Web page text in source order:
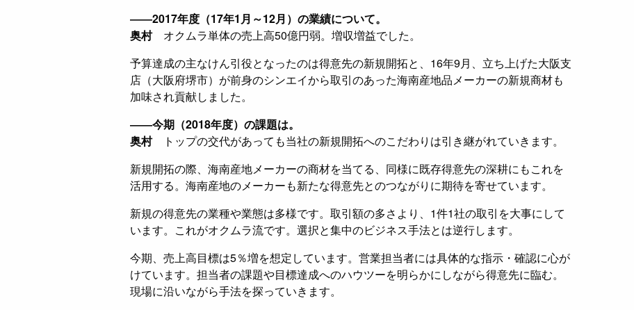
――2017年度（17年1月～12月）の業績について。
奥村オクムラ単体の売上高50億円弱。増収増益でした。
予算達成の主なけん引役となったのは得意先の新規開拓と、16年9月、立ち上げた大阪支
店（大阪府堺市）が前身のシンエイから取引のあった海南産地品メーカーの新規商材も
加味され貢献しました。
――今期（2018年度）の課題は。
奥村トップの交代があっても当社の新規開拓へのこだわりは引き継がれていきます。
新規開拓の際、海南産地メーカーの商材を当てる、同様に既存得意先の深耕にもこれを
活用する。海南産地のメーカーも新たな得意先とのつながりに期待を寄せています。
新規の得意先の業種や業態は多様です。取引額の多さより、1件1社の取引を大事にして
います。これがオクムラ流です。選択と集中のビジネス手法とは逆行します。
今期、売上高目標は5％増を想定しています。営業担当者には具体的な指示・確認に心が
けています。担当者の課題や目標達成へのハウツーを明らかにしながら得意先に臨む。
現場に沿いながら手法を探っていきます。